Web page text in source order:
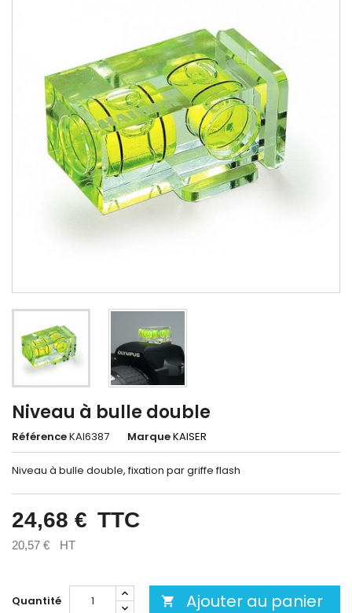
Niveau à bulle double
RéférenceKAI6387 MarqueKAISER
Niveau à bulle double, fixation par griffe flash
24,68 € TTC
20,57 € HT
Quantité  Ajouter au panier